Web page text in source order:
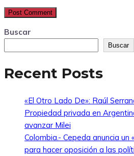
Buscar
Buscar
Recent Posts
«El Otro Lado De»: Raúl
Propiedad privada en
avanzar Milei
Colombia.- Cepeda anuncia un
para hacer oposición a las